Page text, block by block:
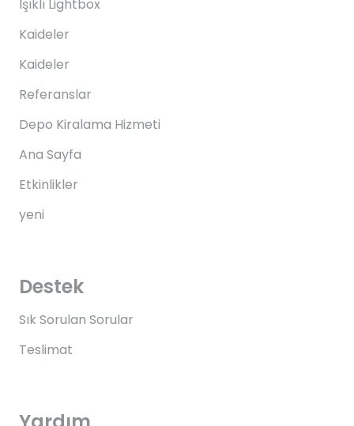
Işıklı Lightbox
Kaideler
Kaideler
Referanslar
Depo Kiralama Hizmeti
Ana Sayfa
Etkinlikler
yeni
Destek
Sık Sorulan Sorular
Teslimat